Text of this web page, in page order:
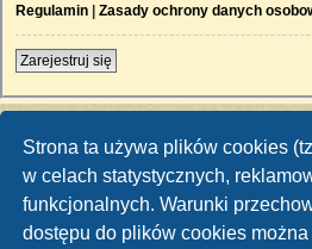
Strona ta używa plików cookies
w celach statystycznych,
funkcjonalnych. Warunki
dostępu do plików cookies
Regulamin | Zasady ochrony danych
Zarejestruj się
Technologię dostarcza phpBB ® Forum
Polski pakiet językowy
Zasady ochrony danych